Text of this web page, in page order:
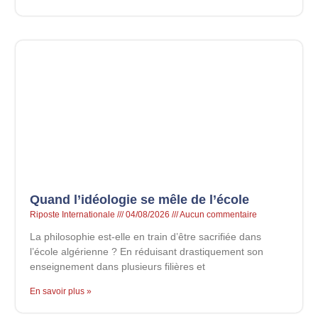
Quand l’idéologie se mêle de l’école
Riposte Internationale 04/08/2026 Aucun commentaire
La philosophie est-elle en train d’être sacrifiée dans
l’école algérienne ? En réduisant drastiquement son
enseignement dans plusieurs filières et
En savoir plus »